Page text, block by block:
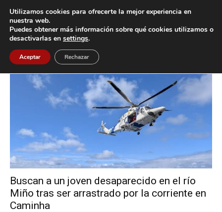
Inicio Etiquetas GES da Guarda
Etiqueta: GES da Guarda
Buscan a un joven desaparecido en el río
Miño tras ser arrastrado por la corriente en
Caminha
Utilizamos cookies para ofrecerte la mejor experiencia en
nuestra web.
Puedes obtener más información sobre qué cookies utilizamos o
desactivarlas en settings.
Aceptar Rechazar